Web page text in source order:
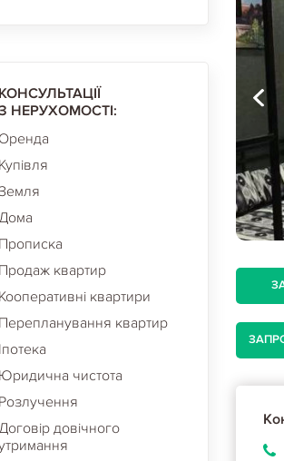
КОНСУЛЬТАЦІЇ
НЕРУХОМОСТІ:
Оренда
Купівля
Прописка
Продаж квартир
Кооперативні квартири
Перепланування квартир
Іпотека
Юридична чистота
Розлучення
довічного